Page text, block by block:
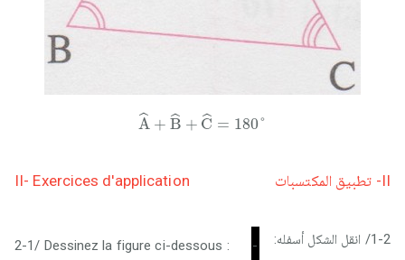
ˆ
A + ˆ
B + ˆ
C = 180°
A^ ^ =
II- Exercices d'application II- تطبيق المكتسبات
2-1/ Dessinez la figure ci-dessous : - 1-2/ انقل الشكل أسفله: